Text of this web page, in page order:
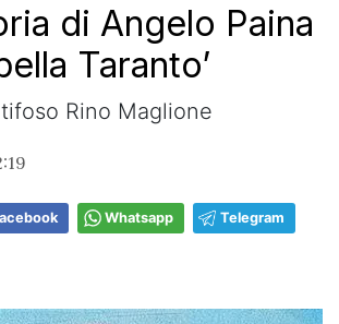
di Angelo Paina
Taranto’
Rino Maglione
Whatsapp Telegram